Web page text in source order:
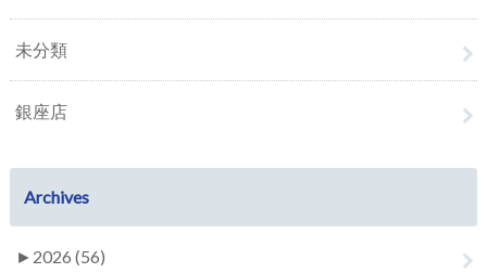
未分類
銀座店
Archives
► 2026 (56)